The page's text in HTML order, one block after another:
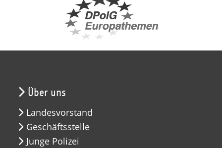
Über uns
Landesvorstand
Geschäftsstelle
Junge Polizei